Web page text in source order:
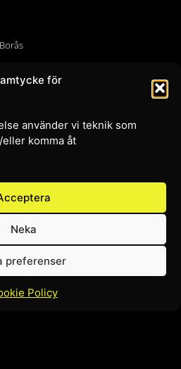
för
använder vi teknik som
komma åt
Neka
preferenser
Policy
BAIK FUTSAL